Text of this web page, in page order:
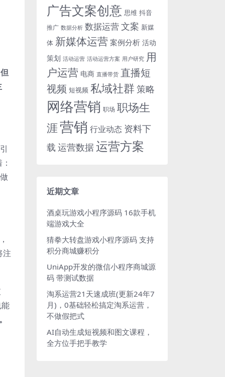
但
注
广告文案创意 思维 抖音
推广 数据分析 数据运营文案 新媒
体 新媒体运营 案例分析 活动
策划 活动运营 活动运营方案 用户研究 用
户运营 电商 直播带货 直播短
视频 短视频 私域社群 策略
网络营销 职场 职场生
涯营销 行业动态 资料下
载 运营数据运营方案
近期文章
酒桌玩游戏小程序源码 16款手机
端游戏大全
猜拳大转盘游戏小程序源码 支持
积分商城赚积分
UniApp开发的微信小程序商城源
码 带测试数据
淘系运营21天速成班(更新24年7
月)，0基础轻松搞定淘系运营，
不做假把式
AI自动生成短视频和图文课程，
全方位手把手教学